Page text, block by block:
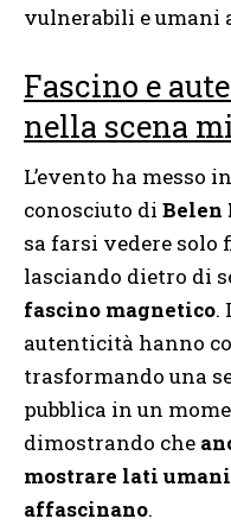
vulnerabili e umani
Fascino e
nella scena
L’evento ha messo
conosciuto di Belen
sa farsi vedere solo
lasciando dietro di
fascino magnetico.
autenticità hanno
trasformando una
pubblica in un
dimostrando che
mostrare lati
affascinano.